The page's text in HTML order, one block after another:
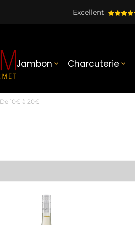
Excellent
Jambon  Charcuterie 
De 10€ à 20€